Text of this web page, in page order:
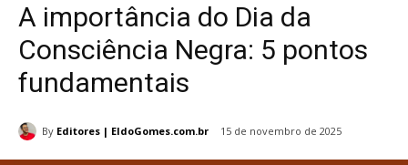
A importância do Dia da
Consciência Negra: 5 pontos
fundamentais
By Editores | EldoGomes.com.br 15 de novembro de 2025